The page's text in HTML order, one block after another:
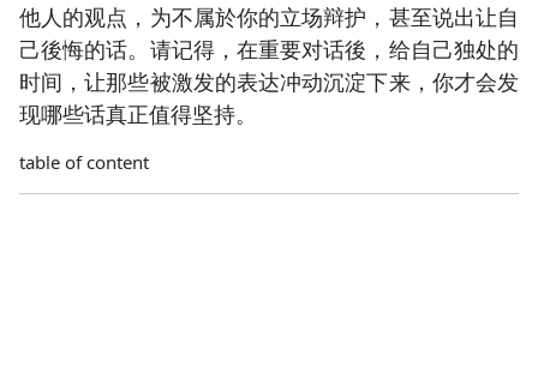
他人的观点，为不属於你的立场辩护，甚至说出让自
己後悔的话。请记得，在重要对话後，给自己独处的
时间，让那些被激发的表达冲动沉淀下来，你才会发
现哪些话真正值得坚持。
table of content